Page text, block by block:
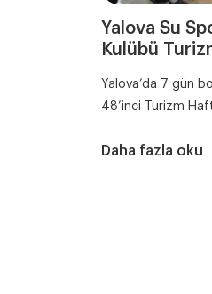
Yalova Su
Kulübü
Yalova’da 7 gün
48’inci Turizm
Daha fazla oku